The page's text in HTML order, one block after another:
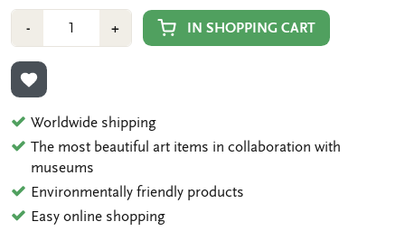
-Min
1
+Plus
1
IN SHOPPING CART
ADD TO WISHLIST
Worldwide shipping
The most beautiful art items in collaboration with
museums
Environmentally friendly products
Easy online shopping